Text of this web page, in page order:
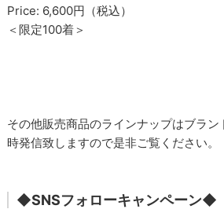
Price: 6,600円（税込）
＜限定100着＞
その他販売商品のラインナップはブラ
時発信致しますので是非ご覧ください。
◆SNSフォローキャンペーン◆